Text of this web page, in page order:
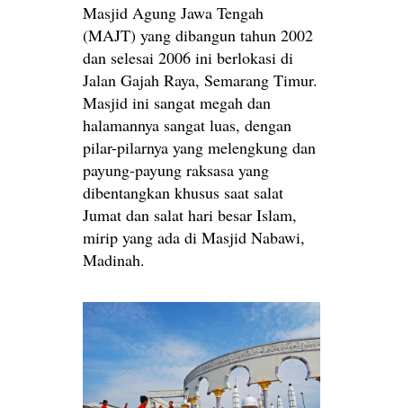
Masjid Agung Jawa Tengah
(MAJT) yang dibangun tahun 2002
dan selesai 2006 ini berlokasi di
Jalan Gajah Raya, Semarang Timur.
Masjid ini sangat megah dan
halamannya sangat luas, dengan
pilar-pilarnya yang melengkung dan
payung-payung raksasa yang
dibentangkan khusus saat salat
Jumat dan salat hari besar Islam,
mirip yang ada di Masjid Nabawi,
Madinah.